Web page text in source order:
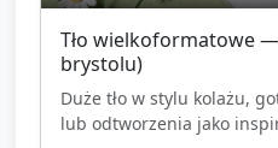
Tło wielkoformatowe
brystolu)
Duże tło w stylu kolażu,
lub odtworzenia jako